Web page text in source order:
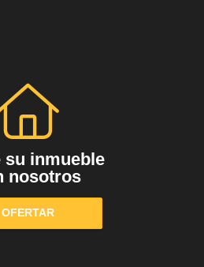
su inmueble
nosotros
OFERTAR